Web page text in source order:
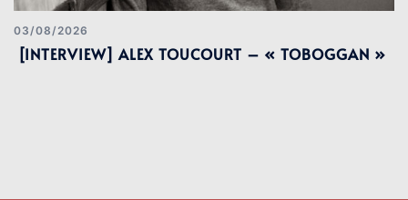
03/08/2026
[INTERVIEW] ALEX TOUCOURT – « TOBOGGAN »